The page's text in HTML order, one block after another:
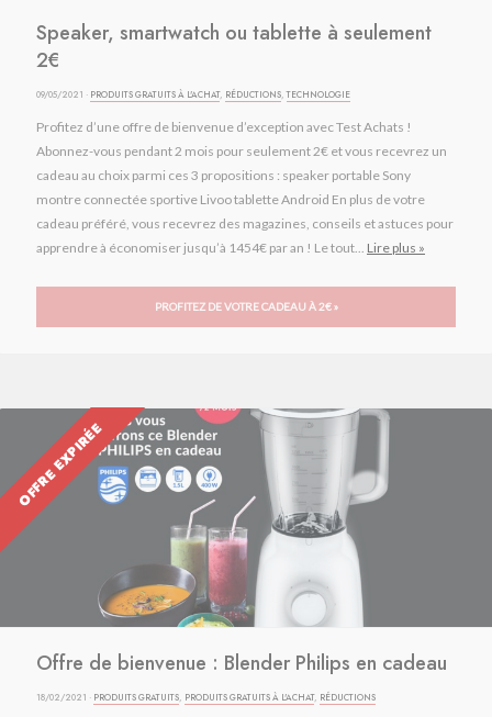
Speaker, smartwatch ou tablette à seulement
2€
09/05/2021 · PRODUITS GRATUITS À L'ACHAT, RÉDUCTIONS,TECHNOLOGIE
Profitez d’une offre de bienvenue d’exception avec Test Achats !
Abonnez-vous pendant 2 mois pour seulement 2€ et vous recevrez un
cadeau au choix parmi ces 3 propositions : speaker portable Sony
montre connectée sportive Livoo tablette Android En plus de votre
cadeau préféré, vous recevrez des magazines, conseils et astuces pour
apprendre à économiser jusqu’à 1454€ par an ! Le tout... Lire plus »
PROFITEZ DE VOTRE CADEAU À 2€ »
OFFRE EXPIRÉE
Offre de bienvenue : Blender Philips en cadeau
18/02/2021 · PRODUITS GRATUITS, PRODUITS GRATUITS À L'ACHAT, RÉDUCTIONS